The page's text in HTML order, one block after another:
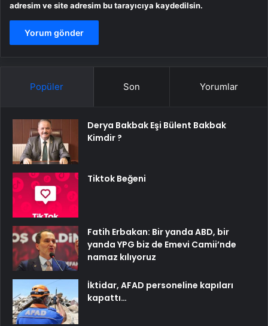
adresim ve site adresim bu tarayıcıya kaydedilsin.
Popüler Son Yorumlar
Derya Bakbak Eşi Bülent Bakbak
Kimdir ?
Tiktok Beğeni
Fatih Erbakan: Bir yanda ABD, bir
yanda YPG biz de Emevi Camii’nde
namaz kılıyoruz
İktidar, AFAD personeline kapıları
kapattı…